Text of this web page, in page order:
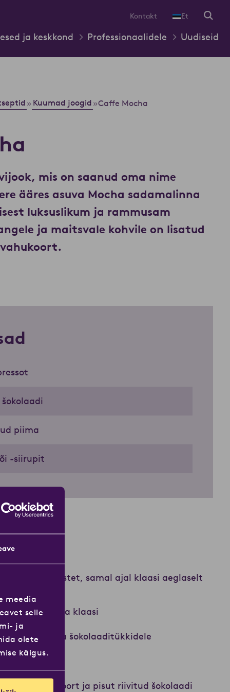
meedia
selle
ja
olete
käigus.
ja keskkond Professionaalidele Uudiseid
Kontakt Et
» Kuumad joogid »Caffe Mocha
mis on saanud oma nime
ääres asuva Mocha sadamalinna
luksuslikum ja rammusam
ja maitsvale kohvile on lisatud
piima
-siirupit
šokolaadikastet, samal ajal klaasi aeglaselt
ja lisa klaasi
ja vala šokolaaditükkidele
klaas täis
kiht vahukoort ja pisut riivitud šokolaadi